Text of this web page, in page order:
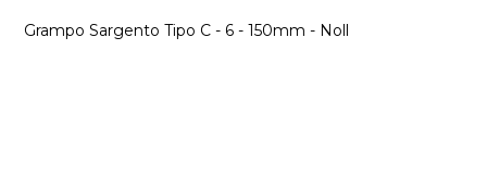
Grampo Sargento Tipo C - 6 - 150mm - Noll